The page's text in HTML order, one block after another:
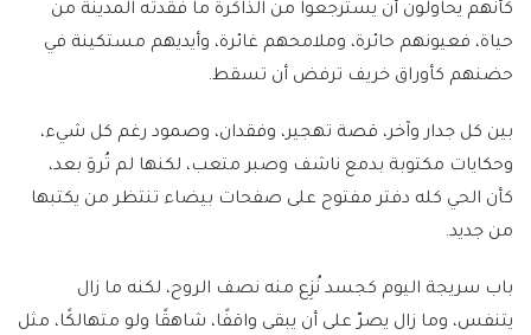
كأنهم يحاولون أن يسترجعوا من الذاكرة ما فقدته المدينة من
حياة، فعيونهم حائرة، وملامحهم غائرة، وأيديهم مستكينة في
حضنهم كأوراق خريف ترفض أن تسقط.
بين كل جدار وآخر، قصة تهجير، وفقدان، وصمود رغم كل شيء،
وحكايات مكتوبة بدمع ناشف وصبر متعب، لكنها لم تُروَ بعد،
كأن الحي كله دفتر مفتوح على صفحات بيضاء تنتظر من يكتبها
من جديد.
باب سريجة اليوم كجسد نُزِع منه نصف الروح، لكنه ما زال
يتنفس، وما زال يصرّ على أن يبقى واقفًا، شاهقًا ولو متهالكًا، مثل